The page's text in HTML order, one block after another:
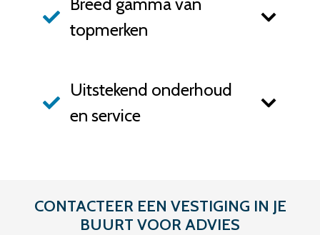
topmerken
Uitstekend onderhoud
en service
CONTACTEER EEN VESTIGING IN JE
BUURT VOOR ADVIES